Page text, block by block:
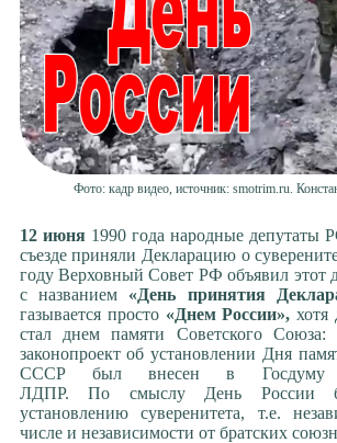
Фото: кадр видео, источник: smotrim.ru.
12 июня1990 года народные
съезде приняли Декларацию о
году Верховный Совет РФ объявил этот
с названием «День принятия
газывается просто «Днем России»,хотя
стал днем памяти Советского Союза:
законопроект об установлении Дня
СССР был внесен в Госдуму
ЛДПР. По смыслу День России
установлению суверенитета, т.е.
числе и независимости от братских